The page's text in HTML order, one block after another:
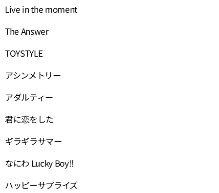
Live in the moment
The Answer
TOYSTYLE
アシンメトリー
アダルティー
君に恋をした
ギラギラサマー
なにわ Lucky Boy!!
ハッピーサプライズ